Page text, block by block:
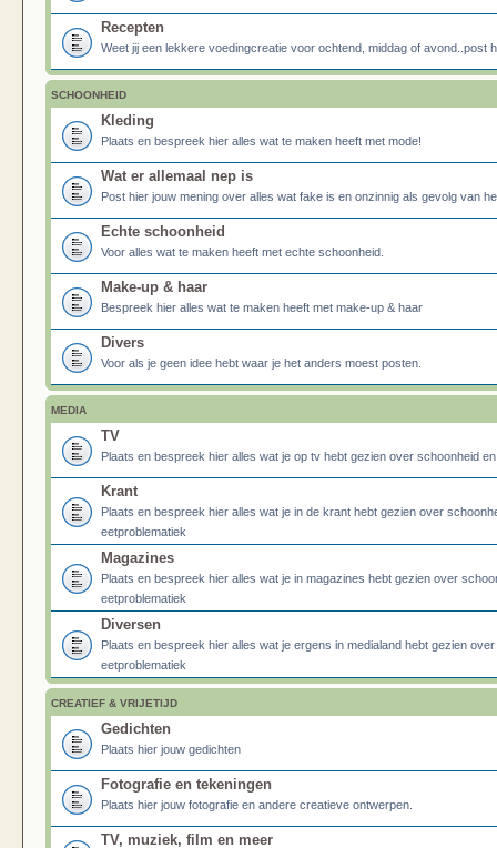
Recepten
Weet jij een lekkere voedingcreatie voor ochtend, middag of avond..post
SCHOONHEID
Kleding
Plaats en bespreek hier alles wat te maken heeft met mode!
Wat er allemaal nep is
Post hier jouw mening over alles wat fake is en onzinnig als gevolg van
Echte schoonheid
Voor alles wat te maken heeft met echte schoonheid.
Make-up & haar
Bespreek hier alles wat te maken heeft met make-up & haar
Divers
Voor als je geen idee hebt waar je het anders moest posten.
MEDIA
TV
Plaats en bespreek hier alles wat je op tv hebt gezien over schoonheid
Krant
Plaats en bespreek hier alles wat je in de krant hebt gezien over
eetproblematiek
Magazines
Plaats en bespreek hier alles wat je in magazines hebt gezien over
eetproblematiek
Diversen
Plaats en bespreek hier alles wat je ergens in medialand hebt gezien
eetproblematiek
CREATIEF & VRIJETIJD
Gedichten
Plaats hier jouw gedichten
Fotografie en tekeningen
Plaats hier jouw fotografie en andere creatieve ontwerpen.
TV, muziek, film en meer